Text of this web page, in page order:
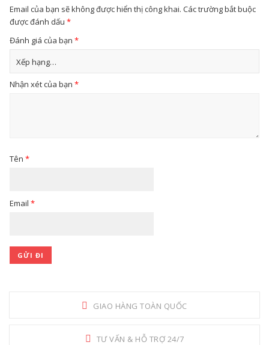
Email của bạn sẽ không được hiển thị công khai. Các trường bắt buộc
được đánh dấu *
Đánh giá của bạn *
Nhận xét của bạn *
Tên *
Email *
GIAO HÀNG TOÀN QUỐC
TƯ VẤN & HỖ TRỢ 24/7